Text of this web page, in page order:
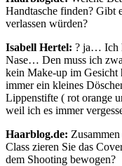
Handtasche finden? Gibt
verlassen würden?
Isabell Hertel: ? ja… Ich
Nase… Den muss ich
kein Make-up im Gesicht
immer ein kleines
Lippenstifte ( rot orange
weil ich es immer
Haarblog.de:
Class zieren Sie das
dem Shooting bewogen?